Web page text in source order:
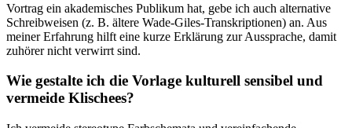
Vortrag ein akademisches Publikum hat,⁣ gebe ich auch alternative
Schreibweisen (z. B. ältere Wade‑Giles-Transkriptionen) an. Aus
meiner Erfahrung hilft eine kurze ‍Erklärung zur Aussprache, ⁢damit
zuhörer nicht verwirrt⁤ sind.
Wie gestalte ich die Vorlage kulturell sensibel und
vermeide Klischees?